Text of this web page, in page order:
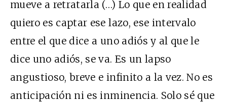
mueve a retratarla (…) Lo que en realidad
quiero es captar ese lazo, ese intervalo
entre el que dice a uno adiós y al que le
dice uno adiós, se va. Es un lapso
angustioso, breve e infinito a la vez. No es
anticipación ni es inminencia. Solo sé que